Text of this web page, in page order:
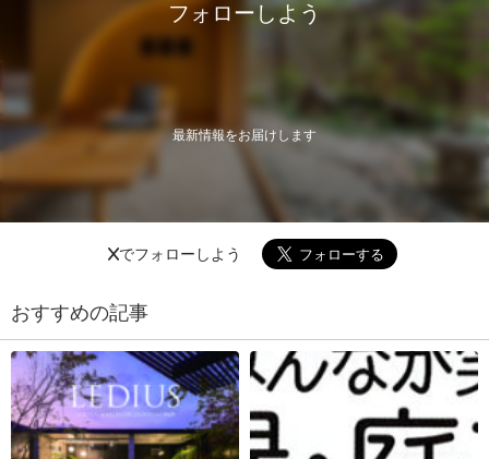
フォローしよう
最新情報をお届けします
Xでフォローしよう
おすすめの記事